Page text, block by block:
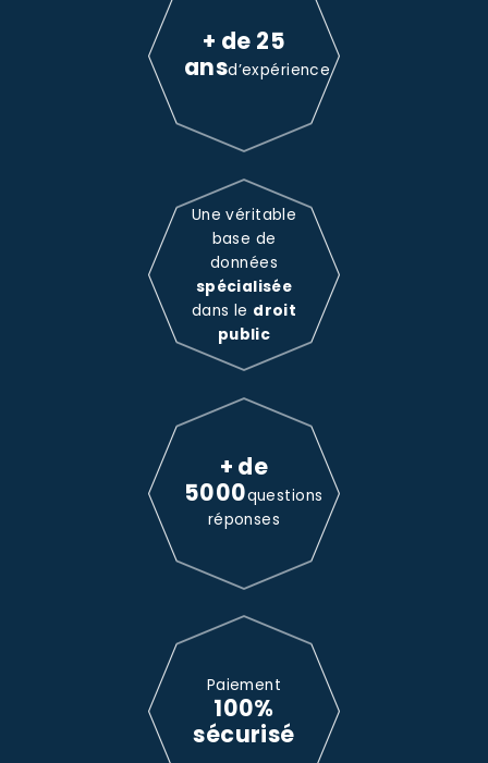
+ de 25
ansd’expérience
Une véritable
base de
données
spécialisée
dans le droit
public
+ de
5000questions
réponses
Paiement
100%
sécurisé